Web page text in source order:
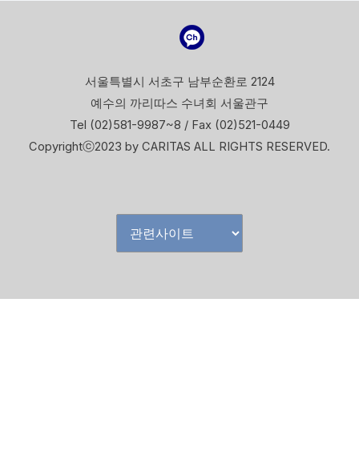
서울특별시 서초구 남부순환로 2124
예수의 까리따스 수녀회 서울관구
Tel (02)581-9987~8 / Fax (02)521-0449
Copyrightⓒ2023 by CARITAS ALL RIGHTS RESERVED.